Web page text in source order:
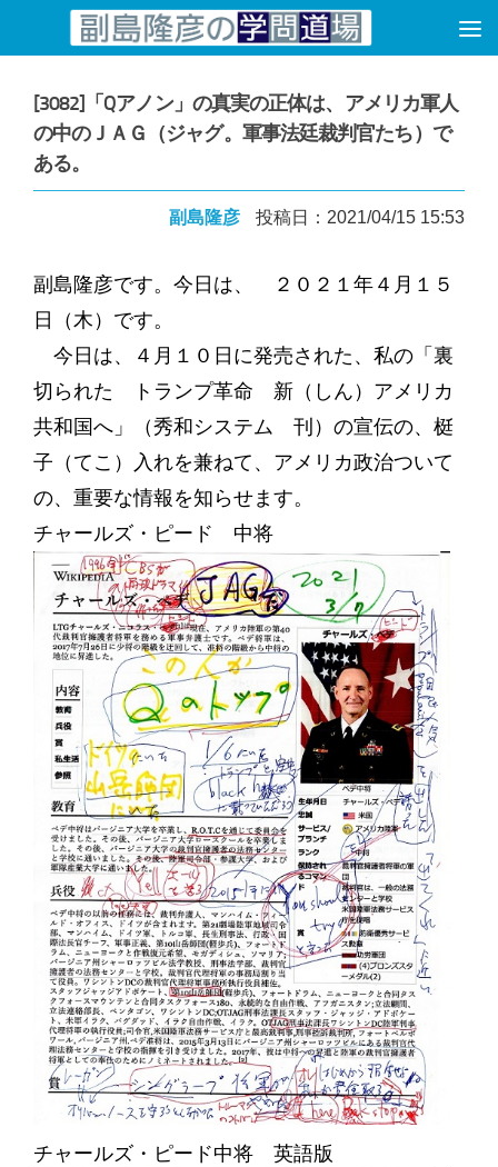
コンテンツへスキップ
[3082]「Qアノン」の真実の正体は、アメリカ軍人
の中のＪＡＧ（ジャグ。軍事法廷裁判官たち）で
ある。
副島隆彦 投稿日：2021/04/15 15:53
副島隆彦です。今日は、 ２０２１年４月１５
日（木）です。
今日は、４月１０日に発売された、私の「裏
切られた トランプ革命 新（しん）アメリカ
共和国へ」（秀和システム 刊）の宣伝の、梃
子（てこ）入れを兼ねて、アメリカ政治ついて
の、重要な情報を知らせます。
チャールズ・ピード 中将
チャールズ・ピード中将 英語版